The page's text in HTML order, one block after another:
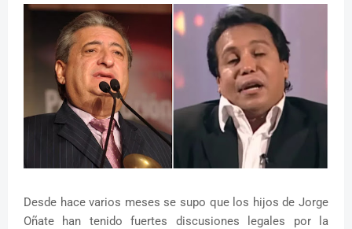
Desde hace varios meses se supo que los hijos de Jorge
Oñate han tenido fuertes discusiones legales por la